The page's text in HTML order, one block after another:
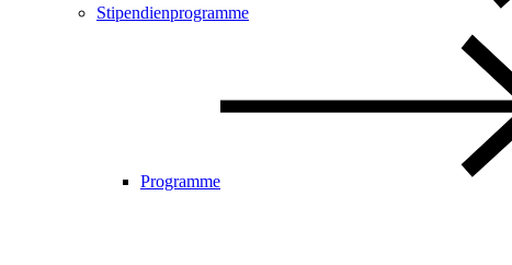
Stipendienprogramme
Programme